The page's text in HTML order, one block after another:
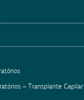
– Transplante Capilar